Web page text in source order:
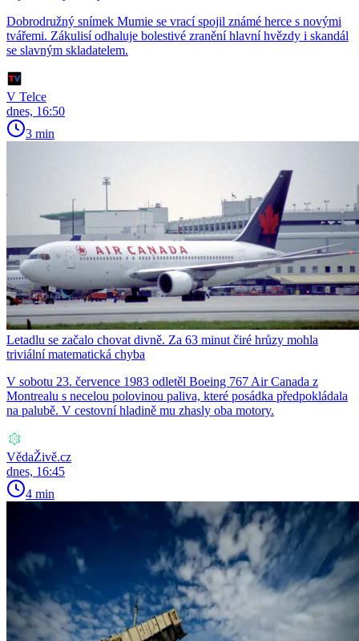
Dobrodružný snímek Mumie se vrací spojil známé herce s novými
tvářemi. Zákulisí odhaluje bolestivé zranění hlavní hvězdy i skandál
se slavným skladatelem.
V Telce
dnes, 16:50
3 min
Letadlu se začalo chovat divně. Za 63 minut čiré hrůzy mohla
triviální matematická chyba
V sobotu 23. července 1983 odletěl Boeing 767 Air Canada z
Montrealu s necelou polovinou paliva, které posádka předpokládala
na palubě. V cestovní hladině mu zhasly oba motory.
VědaŽivě.cz
dnes, 16:45
4 min